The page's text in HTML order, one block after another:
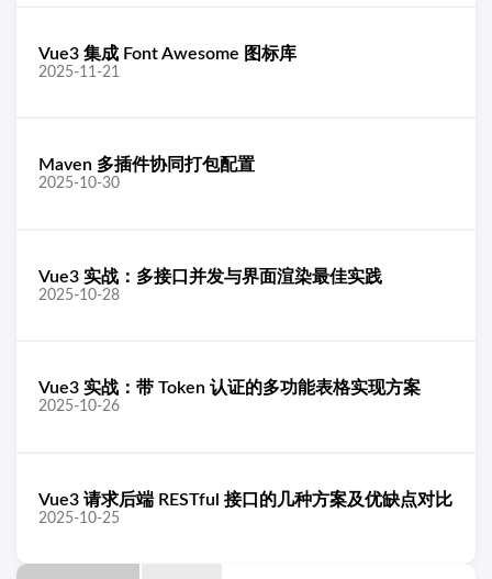
Vue3 集成 Font Awesome 图标库
2025-11-21
Maven 多插件协同打包配置
2025-10-30
Vue3 实战：多接口并发与界面渲染最佳实践
2025-10-28
Vue3 实战：带 Token 认证的多功能表格实现方案
2025-10-26
Vue3 请求后端 RESTful 接口的几种方案及优缺点对比
2025-10-25